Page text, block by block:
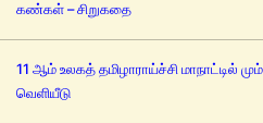
கண்கள் – சிறுகதை
11 ஆம் உலகத் தமிழாராய்ச்சி மாநாட்டில்
வெளியீடு